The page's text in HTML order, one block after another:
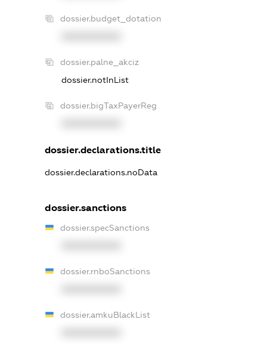
dossier.budget_dotation
dossier.palne_akciz
dossier.notInList
dossier.bigTaxPayerReg
dossier.declarations.title
dossier.declarations.noData
dossier.sanctions
dossier.specSanctions
dossier.rnboSanctions
dossier.amkuBlackList